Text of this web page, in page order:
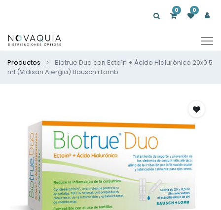
0 0
Productos
Biotrue Duo con Ectoín + Ácido Hialurónico 20x0.5
ml (Vidisan Alergia) Bausch+Lomb